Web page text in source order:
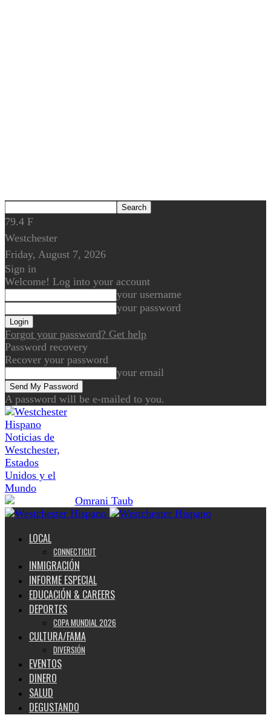
79.4 F
Westchester
Friday, August 7, 2026
Sign in
Welcome! Log into your account
your username
your password
Forgot your password? Get help
Password recovery
Recover your password
your email
A password will be e-mailed to you.
Noticias de
Westchester,
Estados
Unidos y el
Mundo
LOCAL
CONNECTICUT
INMIGRACIÓN
INFORME ESPECIAL
EDUCACIÓN & CAREERS
DEPORTES
COPA MUNDIAL 2026
CULTURA/FAMA
DIVERSIÓN
EVENTOS
DINERO
SALUD
DEGUSTANDO